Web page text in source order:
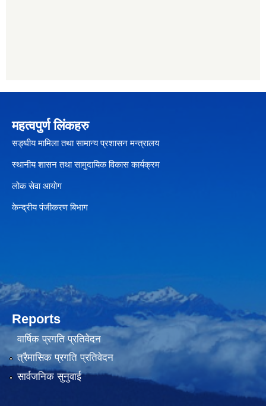
महत्वपुर्ण लिंकहरु
सङ्घीय मामिला तथा सामान्य प्रशासन मन्त्रालय
स्थानीय शासन तथा सामुदायिक विकास कार्यक्रम
लोक सेवा आयोग
केन्द्रीय पंजीकरण बिभाग
Reports
वार्षिक प्रगति प्रतिवेदन
त्रैमासिक प्रगति प्रतिवेदन
सार्वजनिक सुनुवाई